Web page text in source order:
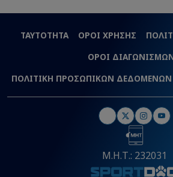
ΤΑΥΤΟΤΗΤΑ ΟΡΟΙ ΧΡΗΣΗΣ
ΟΡΟΙ
ΠΟΛΙΤΙΚΗ ΠΡΟΣΩΠΙΚΩΝ ΔΕΔΟΜΕΝΩΝ
Μ.Η.Τ.: 232031